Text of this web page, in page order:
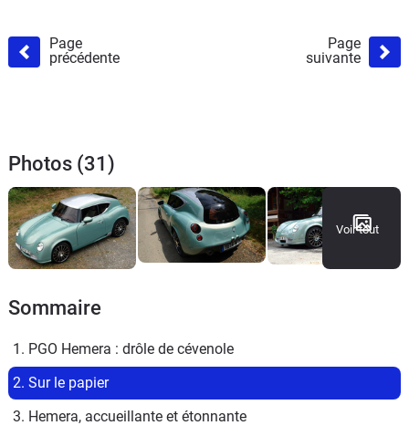
Page
précédente
Page
suivante
Photos (31)
Voir tout
Sommaire
1. PGO Hemera : drôle de cévenole
2. Sur le papier
3. Hemera, accueillante et étonnante